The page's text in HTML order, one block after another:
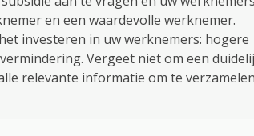
en een waardevolle werknemer.
investeren in uw werknemers: hogere
Vergeet niet om een
relevante informatie om te